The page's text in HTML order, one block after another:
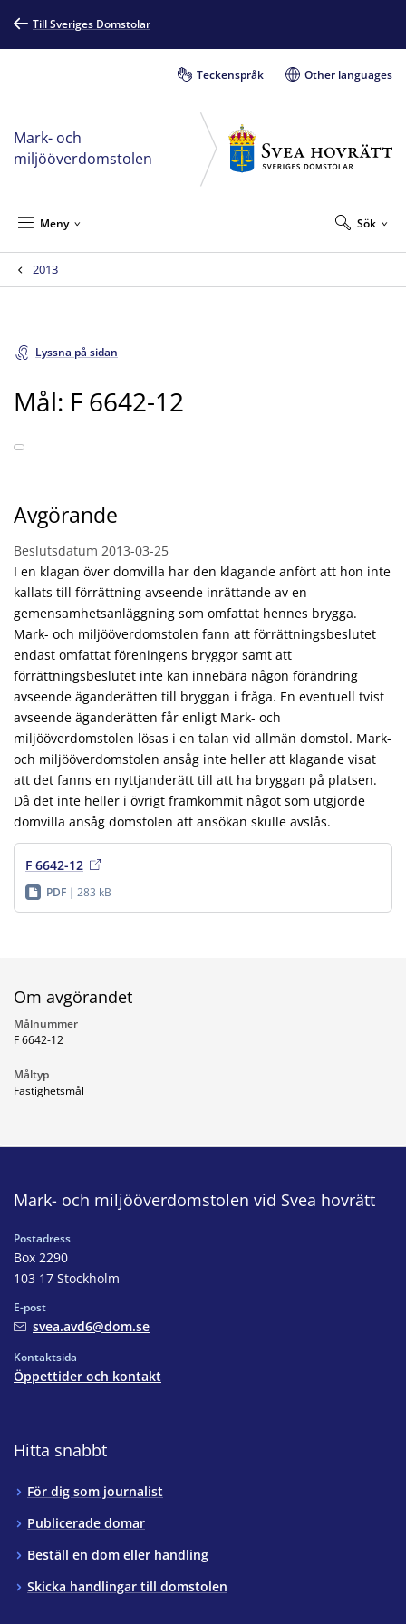
Till Sveriges Domstolar
Teckenspråk Other languages
Mark- och
miljööverdomstolen
Sök
Meny
2013
Lyssna på sidan
Mål: F 6642-12
Avgörande
Beslutsdatum 2013-03-25
I en klagan över domvilla har den klagande anfört att hon inte
kallats till förrättning avseende inrättande av en
gemensamhetsanläggning som omfattat hennes brygga.
Mark- och miljööverdomstolen fann att förrättningsbeslutet
endast omfattat föreningens bryggor samt att
förrättningsbeslutet inte kan innebära någon förändring
avseende äganderätten till bryggan i fråga. En eventuell tvist
avseende äganderätten får enligt Mark- och
miljööverdomstolen lösas i en talan vid allmän domstol. Mark-
och miljööverdomstolen ansåg inte heller att klagande visat
att det fanns en nyttjanderätt till att ha bryggan på platsen.
Då det inte heller i övrigt framkommit något som utgjorde
domvilla ansåg domstolen att ansökan skulle avslås.
F 6642-12
PDF 283 kB
Om avgörandet
Målnummer
F 6642-12
Måltyp
Fastighetsmål
Mark- och miljööverdomstolen vid Svea hovrätt
Postadress
Box 2290
103 17 Stockholm
E-post
svea.avd6@dom.se
Kontaktsida
Öppettider och kontakt
Hitta snabbt
För dig som journalist
Publicerade domar
Beställ en dom eller handling
Skicka handlingar till domstolen